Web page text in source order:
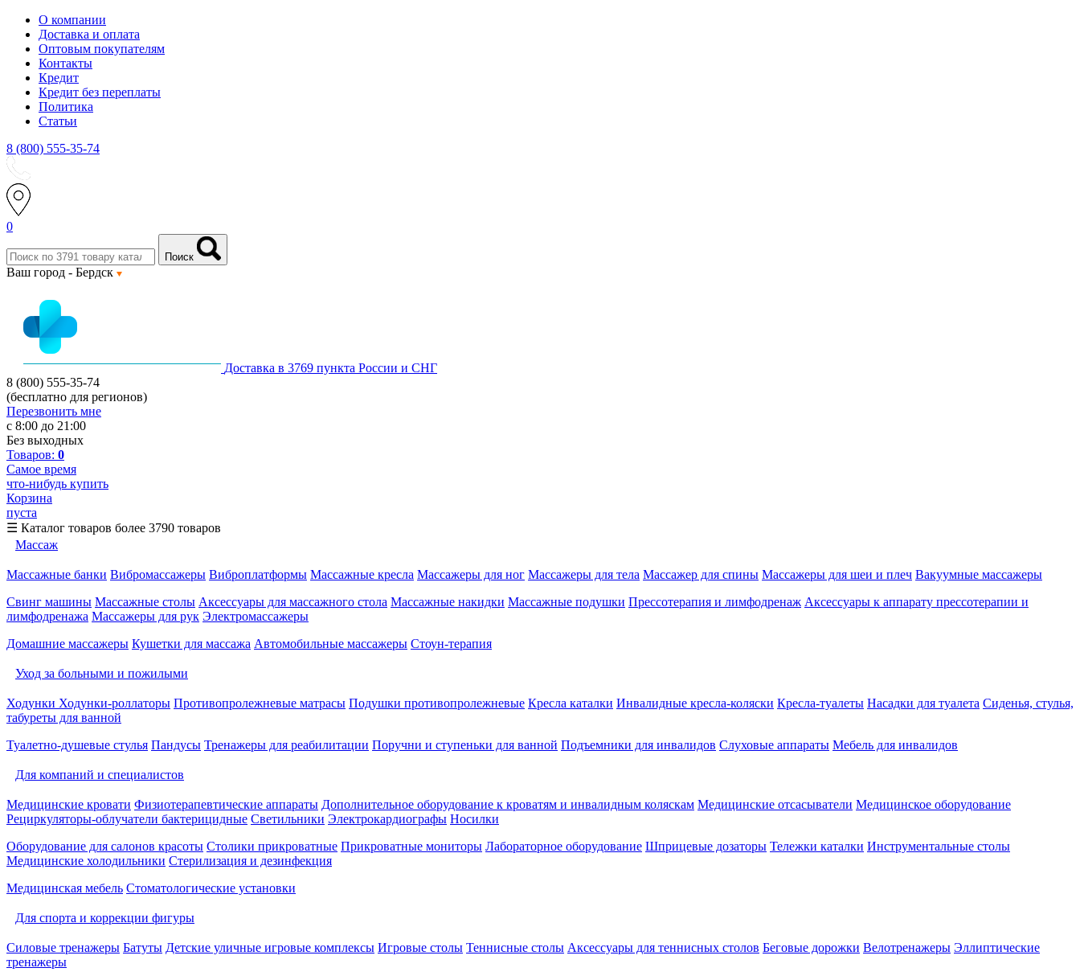
О компании
Доставка и оплата
Оптовым покупателям
Контакты
Кредит
Кредит без переплаты
Политика
Статьи
8 (800) 555-35-74
0
Поиск
Ваш город - Бердск
Доставка в 3769 пункта России и СНГ
8 (800) 555-35-74
(бесплатно для регионов)
Перезвонить мне
с 8:00 до 21:00
Без выходных
Товаров: 0
Самое время
что-нибудь купить
Корзина
пуста
☰ Каталог товаров более 3790 товаров
Массаж
Массажные банки Вибромассажеры Виброплатформы Массажные кресла Массажеры для ног Массажеры для тела Массажер для спины Массажеры для шеи и плеч Вакуумные массажеры
Свинг машины Массажные столы Аксессуары для массажного стола Массажные накидки Массажные подушки Прессотерапия и лимфодренаж Аксессуары к аппарату прессотерапии и
лимфодренажа Массажеры для рук Электромассажеры
Домашние массажеры Кушетки для массажа Автомобильные массажеры Стоун-терапия
Уход за больными и пожилыми
Ходунки Ходунки-роллаторы Противопролежневые матрасы Подушки противопролежневые Кресла каталки Инвалидные кресла-коляски Кресла-туалеты Насадки для туалета Сиденья, стулья,
табуреты для ванной
Туалетно-душевые стулья Пандусы Тренажеры для реабилитации Поручни и ступеньки для ванной Подъемники для инвалидов Слуховые аппараты Мебель для инвалидов
Для компаний и специалистов
Медицинские кровати Физиотерапевтические аппараты Дополнительное оборудование к кроватям и инвалидным коляскам Медицинские отсасыватели Медицинское оборудование
Рециркуляторы-облучатели бактерицидные Светильники Электрокардиографы Носилки
Оборудование для салонов красоты Столики прикроватные Прикроватные мониторы Лабораторное оборудование Шприцевые дозаторы Тележки каталки Инструментальные столы
Медицинские холодильники Стерилизация и дезинфекция
Медицинская мебель Стоматологические установки
Для спорта и коррекции фигуры
Силовые тренажеры Батуты Детские уличные игровые комплексы Игровые столы Теннисные столы Аксессуары для теннисных столов Беговые дорожки Велотренажеры Эллиптические
тренажеры